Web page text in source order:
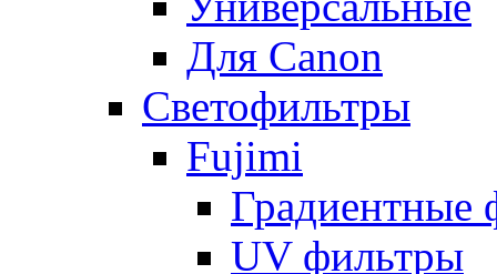
Для Canon
Светофильтры
Fujimi
Градиентные
UV фильтры